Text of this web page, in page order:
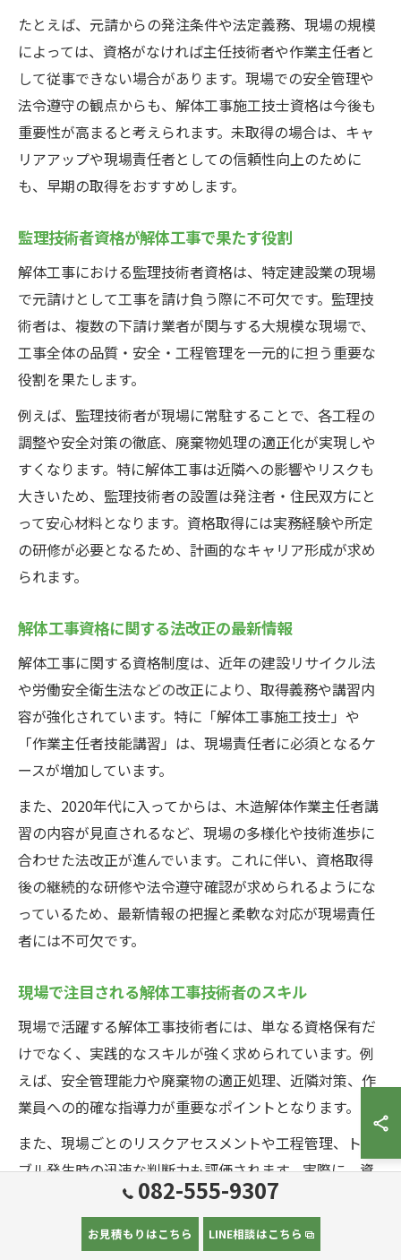
たとえば、元請からの発注条件や法定義務、現場の規模
によっては、資格がなければ主任技術者や作業主任者と
して従事できない場合があります。現場での安全管理や
法令遵守の観点からも、解体工事施工技士資格は今後も
重要性が高まると考えられます。未取得の場合は、キャ
リアアップや現場責任者としての信頼性向上のために
も、早期の取得をおすすめします。
監理技術者資格が解体工事で果たす役割
解体工事における監理技術者資格は、特定建設業の現場
で元請けとして工事を請け負う際に不可欠です。監理技
術者は、複数の下請け業者が関与する大規模な現場で、
工事全体の品質・安全・工程管理を一元的に担う重要な
役割を果たします。
例えば、監理技術者が現場に常駐することで、各工程の
調整や安全対策の徹底、廃棄物処理の適正化が実現しや
すくなります。特に解体工事は近隣への影響やリスクも
大きいため、監理技術者の設置は発注者・住民双方にと
って安心材料となります。資格取得には実務経験や所定
の研修が必要となるため、計画的なキャリア形成が求め
られます。
解体工事資格に関する法改正の最新情報
解体工事に関する資格制度は、近年の建設リサイクル法
や労働安全衛生法などの改正により、取得義務や講習内
容が強化されています。特に「解体工事施工技士」や
「作業主任者技能講習」は、現場責任者に必須となるケ
ースが増加しています。
また、2020年代に入ってからは、木造解体作業主任者講
習の内容が見直されるなど、現場の多様化や技術進歩に
合わせた法改正が進んでいます。これに伴い、資格取得
後の継続的な研修や法令遵守確認が求められるようにな
っているため、最新情報の把握と柔軟な対応が現場責任
者には不可欠です。
現場で注目される解体工事技術者のスキル
現場で活躍する解体工事技術者には、単なる資格保有だ
けでなく、実践的なスキルが強く求められています。例
えば、安全管理能力や廃棄物の適正処理、近隣対策、作
業員への的確な指導力が重要なポイントとなります。
また、現場ごとのリスクアセスメントや工程管理、トラ
ブル発生時の迅速な判断力も評価されます。実際に、資
格を取得しただけでは現場責任者として認められず、こ
れらのスキルを実務で発揮できることが、信頼される責
任者への大きなステップとなります。経験を積みなが
082-555-9307
お見積もりはこちら LINE相談はこちら